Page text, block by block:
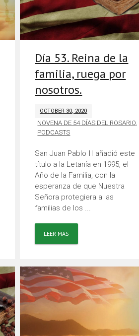
Día 53. Reina de la
familia, ruega por
nosotros.
OCTOBER 30, 2020
NOVENA DE 54 DÍAS DEL ROSARIO,
PODCASTS
San Juan Pablo II añadió este
título a la Letanía en 1995, el
Año de la Familia, con la
esperanza de que Nuestra
Señora protegiera a las
familias de los ...
LEER MÁS